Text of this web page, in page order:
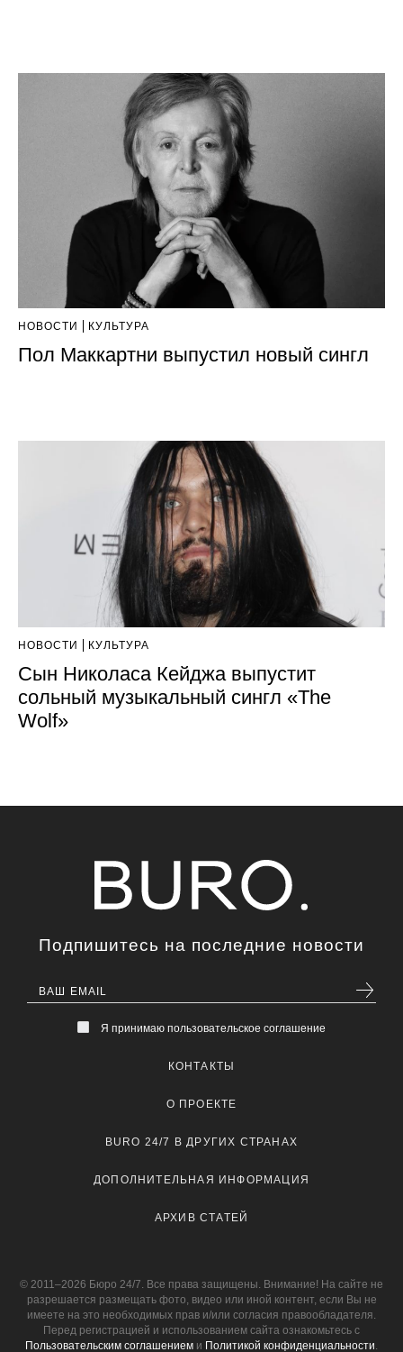
НОВОСТИ КУЛЬТУРА
Пол Маккартни выпустил новый сингл
НОВОСТИ КУЛЬТУРА
Сын Николаса Кейджа выпустит
сольный музыкальный сингл «The
Wolf»
Подпишитесь на последние новости
Я принимаю пользовательское соглашение
КОНТАКТЫ
О ПРОЕКТЕ
BURO 24/7 В ДРУГИХ СТРАНАХ
ДОПОЛНИТЕЛЬНАЯ ИНФОРМАЦИЯ
АРХИВ СТАТЕЙ
© 2011–2026 Бюро 24/7. Все права защищены. Внимание! На сайте не
разрешается размещать фото, видео или иной контент, если Вы не
имеете на это необходимых прав и/или согласия правообладателя.
Перед регистрацией и использованием сайта ознакомьтесь с
Пользовательским соглашением и Политикой конфиденциальности.